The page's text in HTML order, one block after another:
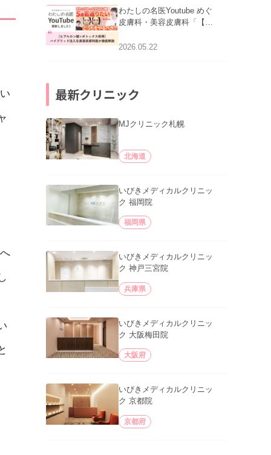
わたしの名医Youtube めぐ
皮膚科・美容皮膚科「【ヒ
用】ハイブリッド注入を美
2026.05.22
最新クリニック
MJクリニック札幌
北海道
いびきメディカルクリニッ
ク 福岡院
福岡県
いびきメディカルクリニッ
ク 神戸三宮院
兵庫県
いびきメディカルクリニッ
ク 大阪梅田院
大阪府
いびきメディカルクリニッ
ク 京都院
京都府